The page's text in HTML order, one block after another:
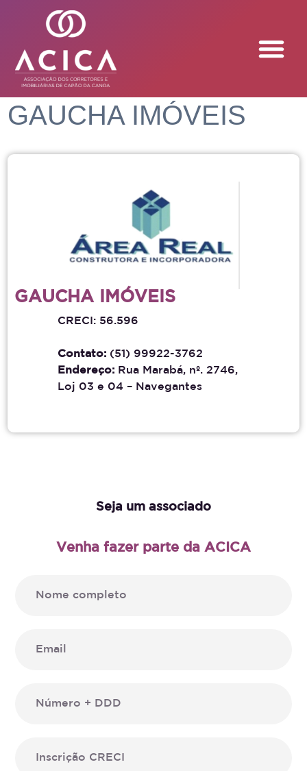
GAUCHA IMÓVEIS
GAUCHA IMÓVEIS
CRECI: 56.596
Contato:(51) 99922-3762
Endereço:Rua Marabá, nº. 2746,
Loj 03 e 04 – Navegantes
Seja um associado
Venha fazer parte da ACICA